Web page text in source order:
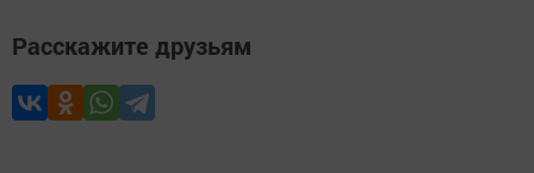
Расскажите друзьям